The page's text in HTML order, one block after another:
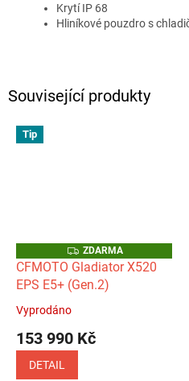
Související produkty
Tip
Z
D
A
R
ZDARMA
CFMOTO Gladiator X520
EPS E5+ (Gen.2)
Průměrné
produktu
5,0
Vyprodáno
153 990 Kč
DETAIL
Krytí IP 68
Hliníkové pouzdro s